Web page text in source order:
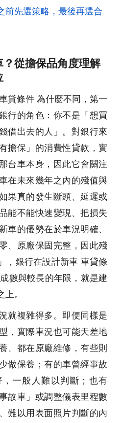
前先選策略，最後再選合
從擔保品角度理解
貸條件 為什麼不同，第一
行的角色：你不是「想買
借出去的人」。對銀行來
擔保」的消費性貸款，實
台車本身，因此它會關注
在未來幾年之內的殘值與
果真的發生斷頭、延遲或
能不能快速變現、把損失
車的優勢在於車況明確、
、原廠保固完整，因此殘
，銀行在設計新車 車貸條
數與較長的年限，就是建
。
就複雜得多。即便同樣是
，實際車況也可能天差地
、都在原廠維修，有些則
做保養；有的車曾經事故
一般人難以判斷；也有
故車」或調整儀表里程數
難以用表面照片判斷的內